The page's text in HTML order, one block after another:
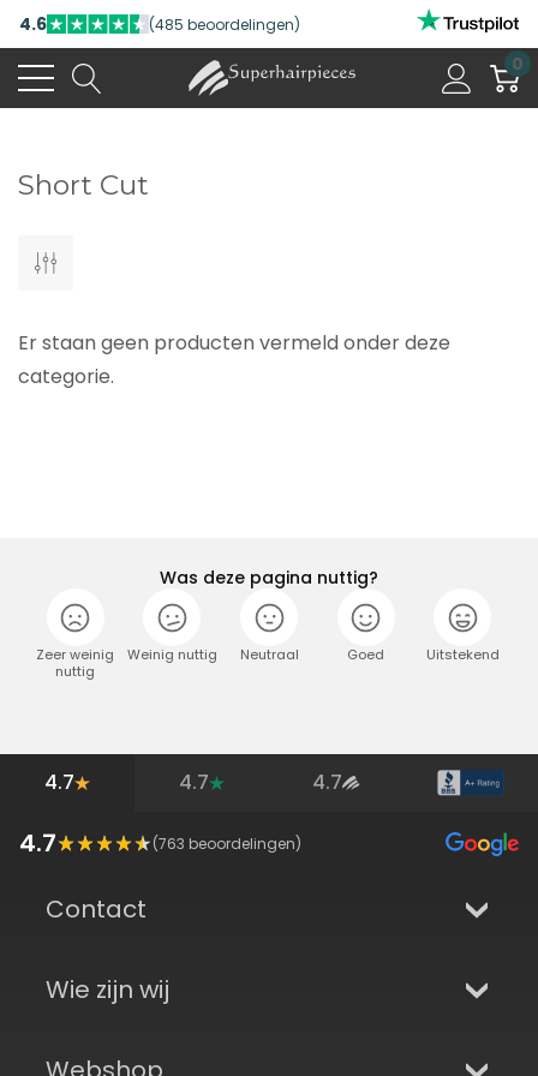
4.6 (485 beoordelingen)
0
Short Cut
Er staan geen producten vermeld onder deze
categorie.
Was deze pagina nuttig?
Zeer weinig
nuttig
Weinig nuttig Neutraal Goed Uitstekend
4.7 4.7 4.7
4.7 (763 beoordelingen)
Contact
Wie zijn wij